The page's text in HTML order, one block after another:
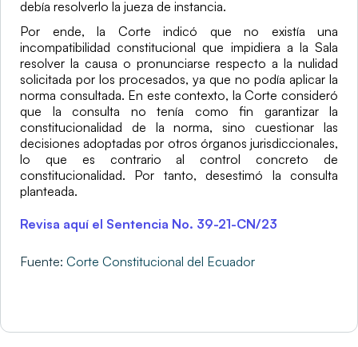
debía resolverlo la jueza de instancia.
Por ende, la Corte indicó que no existía una
incompatibilidad constitucional que impidiera a la Sala
resolver la causa o pronunciarse respecto a la nulidad
solicitada por los procesados, ya que no podía aplicar la
norma consultada. En este contexto, la Corte consideró
que la consulta no tenía como fin garantizar la
constitucionalidad de la norma, sino cuestionar las
decisiones adoptadas por otros órganos jurisdiccionales,
lo que es contrario al control concreto de
constitucionalidad. Por tanto, desestimó la consulta
planteada.
Revisa aquí el Sentencia No. 39-21-CN/23
Fuente: Corte Constitucional del Ecuador